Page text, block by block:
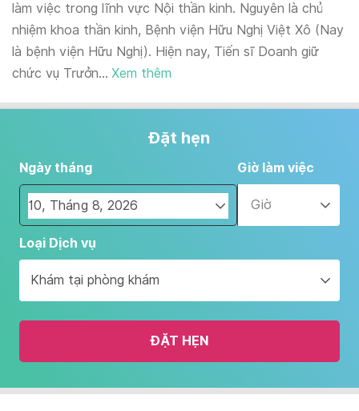
làm việc trong lĩnh vực Nội thần kinh. Nguyên là chủ
nhiệm khoa thần kinh, Bệnh viện Hữu Nghị Việt Xô (Nay
là bệnh viện Hữu Nghị). Hiện nay, Tiến sĩ Doanh giữ
chức vụ Trưởn... Xem thêm
Đặt hẹn
Ngày tháng
Navigate
forward
interact
with
the
and
Giờ làm việc
Giờ
Loại Dịch vụ
Khám tại phòng khám
ĐẶT HẸN